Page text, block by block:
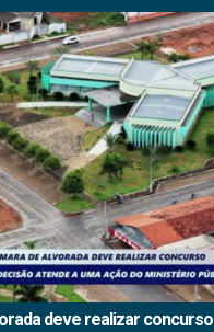
deve realizar concurso